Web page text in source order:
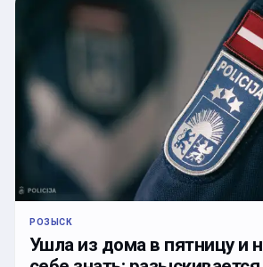
РОЗЫСК
Ушла из дома в пятницу и